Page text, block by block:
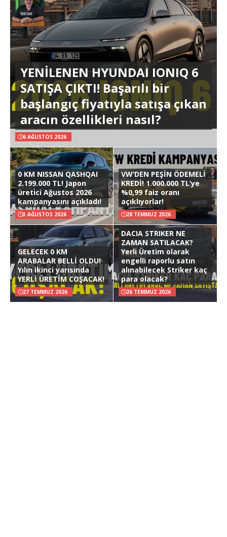
YENİLENEN HYUNDAI IONIQ 6
SATIŞA ÇIKTI! Başarılı bir
başlangıç fiyatıyla satışa çıkan
aracın özellikleri nasıl?
6 AĞUSTOS 2026
0 KM NISSAN QASHQAI
2.199.000 TL! Japon
üretici Ağustos 2026
kampanyasını açıkladı!
3 AĞUSTOS 2026
VW’DEN PEŞİN ÖDEMELİ
KREDİ! 1.000.000 TL’ye
%0,99 faiz oranı
açıklıyorlar!
28 TEMMUZ 2026
GELECEK 0 KM
ARABALAR BELLİ OLDU!
Yılın ikinci yarısında
YERLİ ÜRETİM COŞACAK!
27 TEMMUZ 2026
DACIA STRIKER NE
ZAMAN SATILACAK?
Yerli Üretim olarak
engelli raporlu satın
alınabilecek Striker kaç
para olacak?
26 TEMMUZ 2026